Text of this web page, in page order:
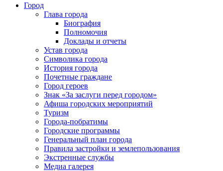
Город
Глава города
Биография
Полномочия
Доклады и отчеты
Устав города
Символика города
История города
Почетные граждане
Город героев
Знак «За заслуги перед городом»
Афиша городских мероприятий
Туризм
Города-побратимы
Городские программы
Генеральный план города
Правила застройки и землепользования
Экстренные службы
Медиа галерея